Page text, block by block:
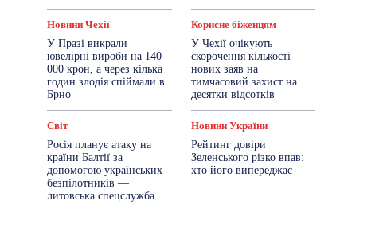
Новини Чехії
У Празі викрали
ювелірні вироби на 140
000 крон, а через кілька
годин злодія спіймали в
Брно
Корисне біженцям
У Чехії очікують
скорочення кількості
нових заяв на
тимчасовий захист на
десятки відсотків
Світ
Росія планує атаку на
країни Балтії за
допомогою українських
безпілотників —
литовська спецслужба
Новини України
Рейтинг довіри
Зеленського різко впав:
хто його випереджає